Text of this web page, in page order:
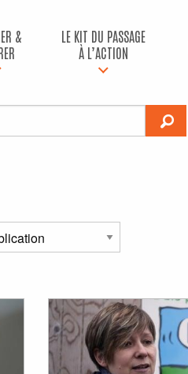
&
LE KIT DU PASSAGE
À L’ACTION